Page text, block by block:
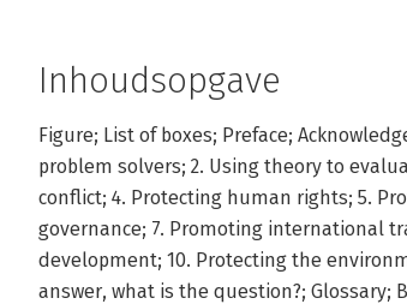
Inhoudsopgave
Figure; List of boxes; Preface;
problem solvers; 2. Using theory to
conflict; 4. Protecting human rights; 5.
governance; 7. Promoting international
development; 10. Protecting the
answer, what is the question?; Glossary;